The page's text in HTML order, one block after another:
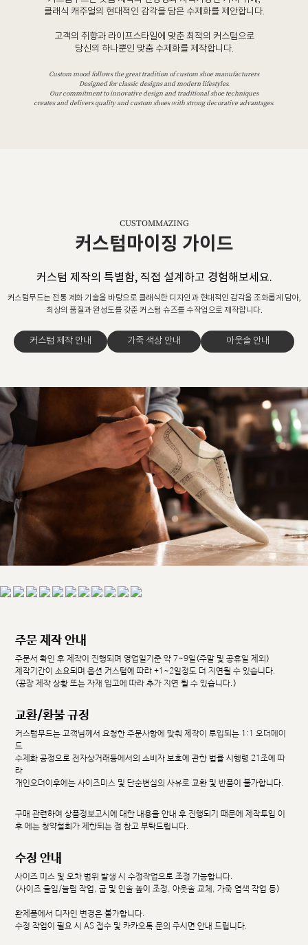
클래식 캐주얼의 현대적인 감각을 담은 수제화를 제안합니다.
고객의 취향과 라이프스타일에 맞춘 최적의 커스텀으로
당신의 하나뿐인 맞춤 수제화를 제작합니다.
Custom mood follows the great tradition of custom shoe manufacturers
Designed for classic designs and modern lifestyles.
Our commitment to innovative design and traditional shoe techniques
creates and delivers quality and custom shoes with strong decorative advantages.
CUSTOMMAZING
커스텀마이징 가이드
커스텀 제작의 특별함, 직접 설계하고 경험해보세요.
커스텀무드는 전통 제화 기술을 바탕으로 클래식한 디자인과 현대적인 감각을 조화롭게 담아,
최상의 품질과 완성도를 갖춘 커스텀 슈즈를 수작업으로 제작합니다.
커스텀 제작 안내 가죽 색상 안내 아웃솔 안내
주문 제작 안내
주문서 확인 후 제작이 진행되며 영업일기준 약 7~9일(주말 및 공휴일 제외)
제작기간이 소요되며 옵션 커스텀에 따라 +1~2일정도 더 지연될 수 있습니다.
(공장 제작 상황 또는 자재 입고에 따라 추가 지연 될 수 있습니다.)
교환/환불 규정
커스텀무드는 고객님께서 요청한 주문사항에 맞춰 제작이 투입되는 1:1 오더메이
드
수제화 공정으로 전자상거래등에서의 소비자 보호에 관한 법률 시행령 21조에 따
라
개인오더이후에는 사이즈미스 및 단순변심의 사유로 교환 및 반품이 불가합니다.
구매 관련하여 상품정보고시에 대한 내용을 안내 후 진행되기 때문에 제작투입 이
후 에는 청약철회가 제한되는 점 참고 부탁드립니다.
수정 안내
사이즈 미스 및 오차 범위 발생 시 수정작업으로 조정 가능합니다.
(사이즈 줄임/늘림 작업, 굽 및 인솔 높이 조정, 아웃솔 교체, 가죽 염색 작업 등)
완제품에서 디자인 변경은 불가합니다.
수정 작업이 필요 시 AS 접수 및 카카오톡 문의 주시면 안내 드립니다.